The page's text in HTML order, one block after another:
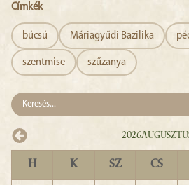
Címkék
búcsú Máriagyűdi Bazilika
szentmise szűzanya
2026
H K SZ CS